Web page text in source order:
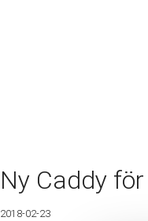
Ny Caddy
2018-02-23